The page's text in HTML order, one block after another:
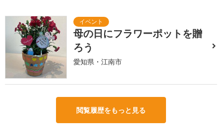
母の日にフラワーポットを贈
ろう
愛知県・江南市
閲覧履歴をもっと見る